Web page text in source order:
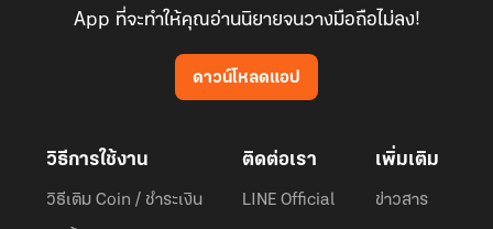
App ที่จะทำให้คุณอ่านนิยายจนวางมือถือไม่ลง!
ดาวน์โหลดแอป
วิธีการใช้งาน
วิธีเติม Coin / ชำระเงิน
ติดต่อเรา
LINE Official
เพิ่มเติม
ข่าวสาร